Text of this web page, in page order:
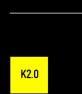
K2.0